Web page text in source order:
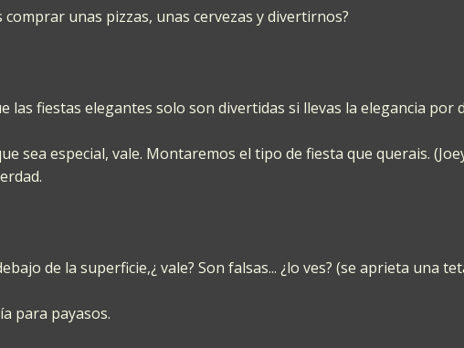
comprar unas pizzas, unas cervezas y divertirnos?
las fiestas elegantes solo son divertidas si llevas la elegancia
sea especial, vale. Montaremos el tipo de fiesta que querais.
de la superficie,¿ vale? Son falsas... ¿lo ves? (se aprieta una
para payasos.